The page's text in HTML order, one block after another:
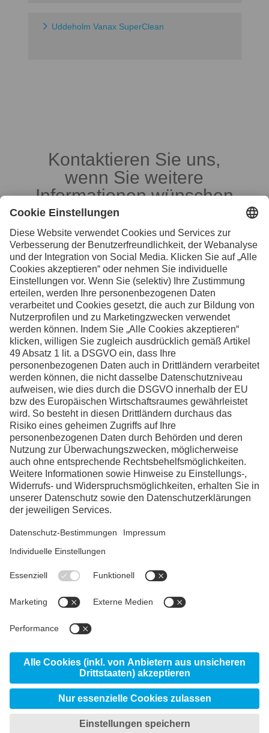
Uddeholm Vanax SuperClean
Kontaktieren Sie uns,
wenn Sie weitere
Informationen wünschen
Ihre Kontaktpersonen in der Schweiz
Facebook
Instagram
LinkedIn
Links Schweiz
voestalpine group
Ihre Ansprechpartner:innen
voestalpine AG
AG
© 2026 voestalpine High Performance Metals
Schweiz AG
Datenschutzerklärung
Privatsphäreneinstellungen